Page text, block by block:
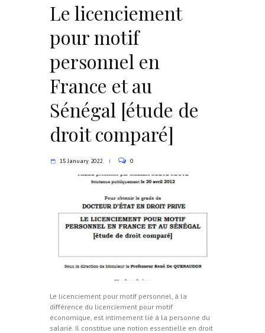
Le licenciement
pour motif
personnel en
France et au
Sénégal [étude de
droit comparé]
15 January 2022 0
Le licenciement pour motif personnel, à la
différence du licenciement pour motif
économique, est intimement lié à la personne du
salarié. Il constitue une notion essentielle en droit